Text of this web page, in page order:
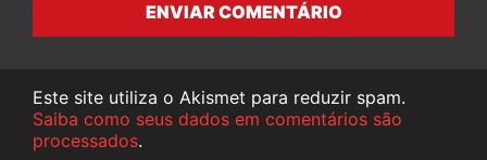
ENVIAR COMENTÁRIO
Este site utiliza o Akismet para reduzir spam.
Saiba como seus dados em comentários são
processados.